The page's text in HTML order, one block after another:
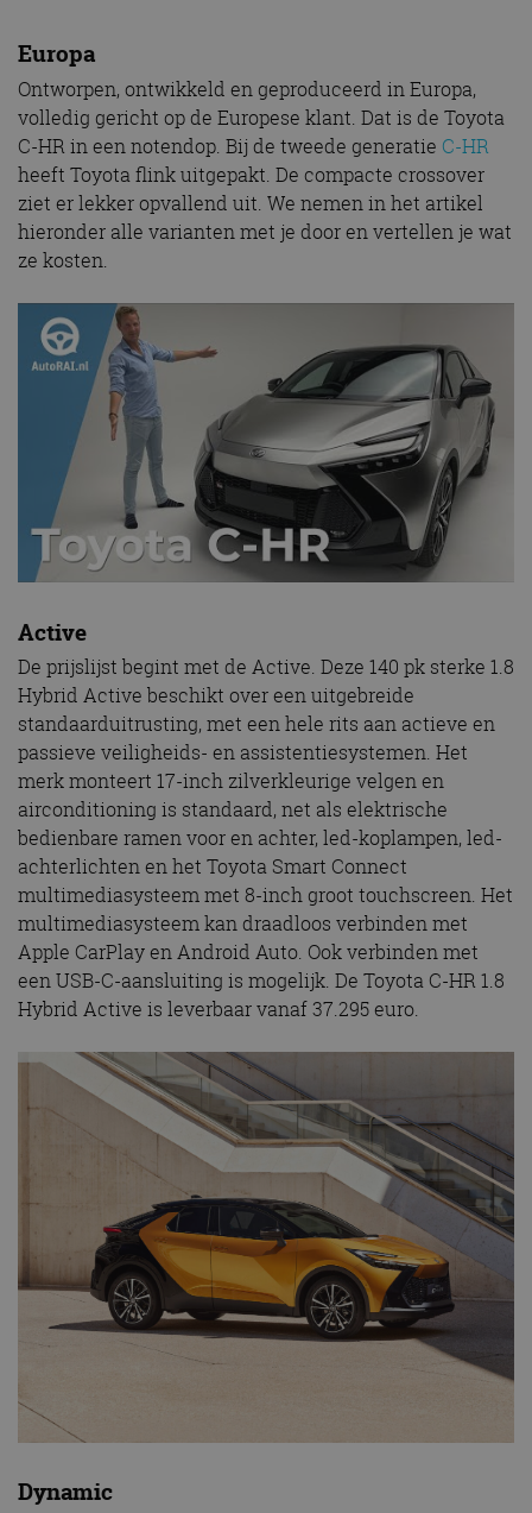
Europa
Ontworpen, ontwikkeld en geproduceerd in Europa,
volledig gericht op de Europese klant. Dat is de Toyota
C-HR in een notendop. Bij de tweede generatie C-HR
heeft Toyota flink uitgepakt. De compacte crossover
ziet er lekker opvallend uit. We nemen in het artikel
hieronder alle varianten met je door en vertellen je wat
ze kosten.
Active
De prijslijst begint met de Active. Deze 140 pk sterke 1.8
Hybrid Active beschikt over een uitgebreide
standaarduitrusting, met een hele rits aan actieve en
passieve veiligheids- en assistentiesystemen. Het
merk monteert 17-inch zilverkleurige velgen en
airconditioning is standaard, net als elektrische
bedienbare ramen voor en achter, led-koplampen, led-
achterlichten en het Toyota Smart Connect
multimediasysteem met 8-inch groot touchscreen. Het
multimediasysteem kan draadloos verbinden met
Apple CarPlay en Android Auto. Ook verbinden met
een USB-C-aansluiting is mogelijk. De Toyota C-HR 1.8
Hybrid Active is leverbaar vanaf 37.295 euro.
Dynamic